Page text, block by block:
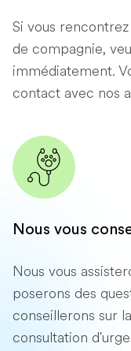
Si vous
de compagnie,
immédiatement.
contact avec nos
Nous vous
Nous vous
poserons des
conseillerons sur
consultation